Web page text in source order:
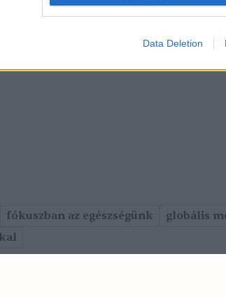
Data Deletion
fókuszban az egészségünk globális